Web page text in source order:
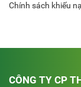
Chính sách khiếu
CÔNG TY CP